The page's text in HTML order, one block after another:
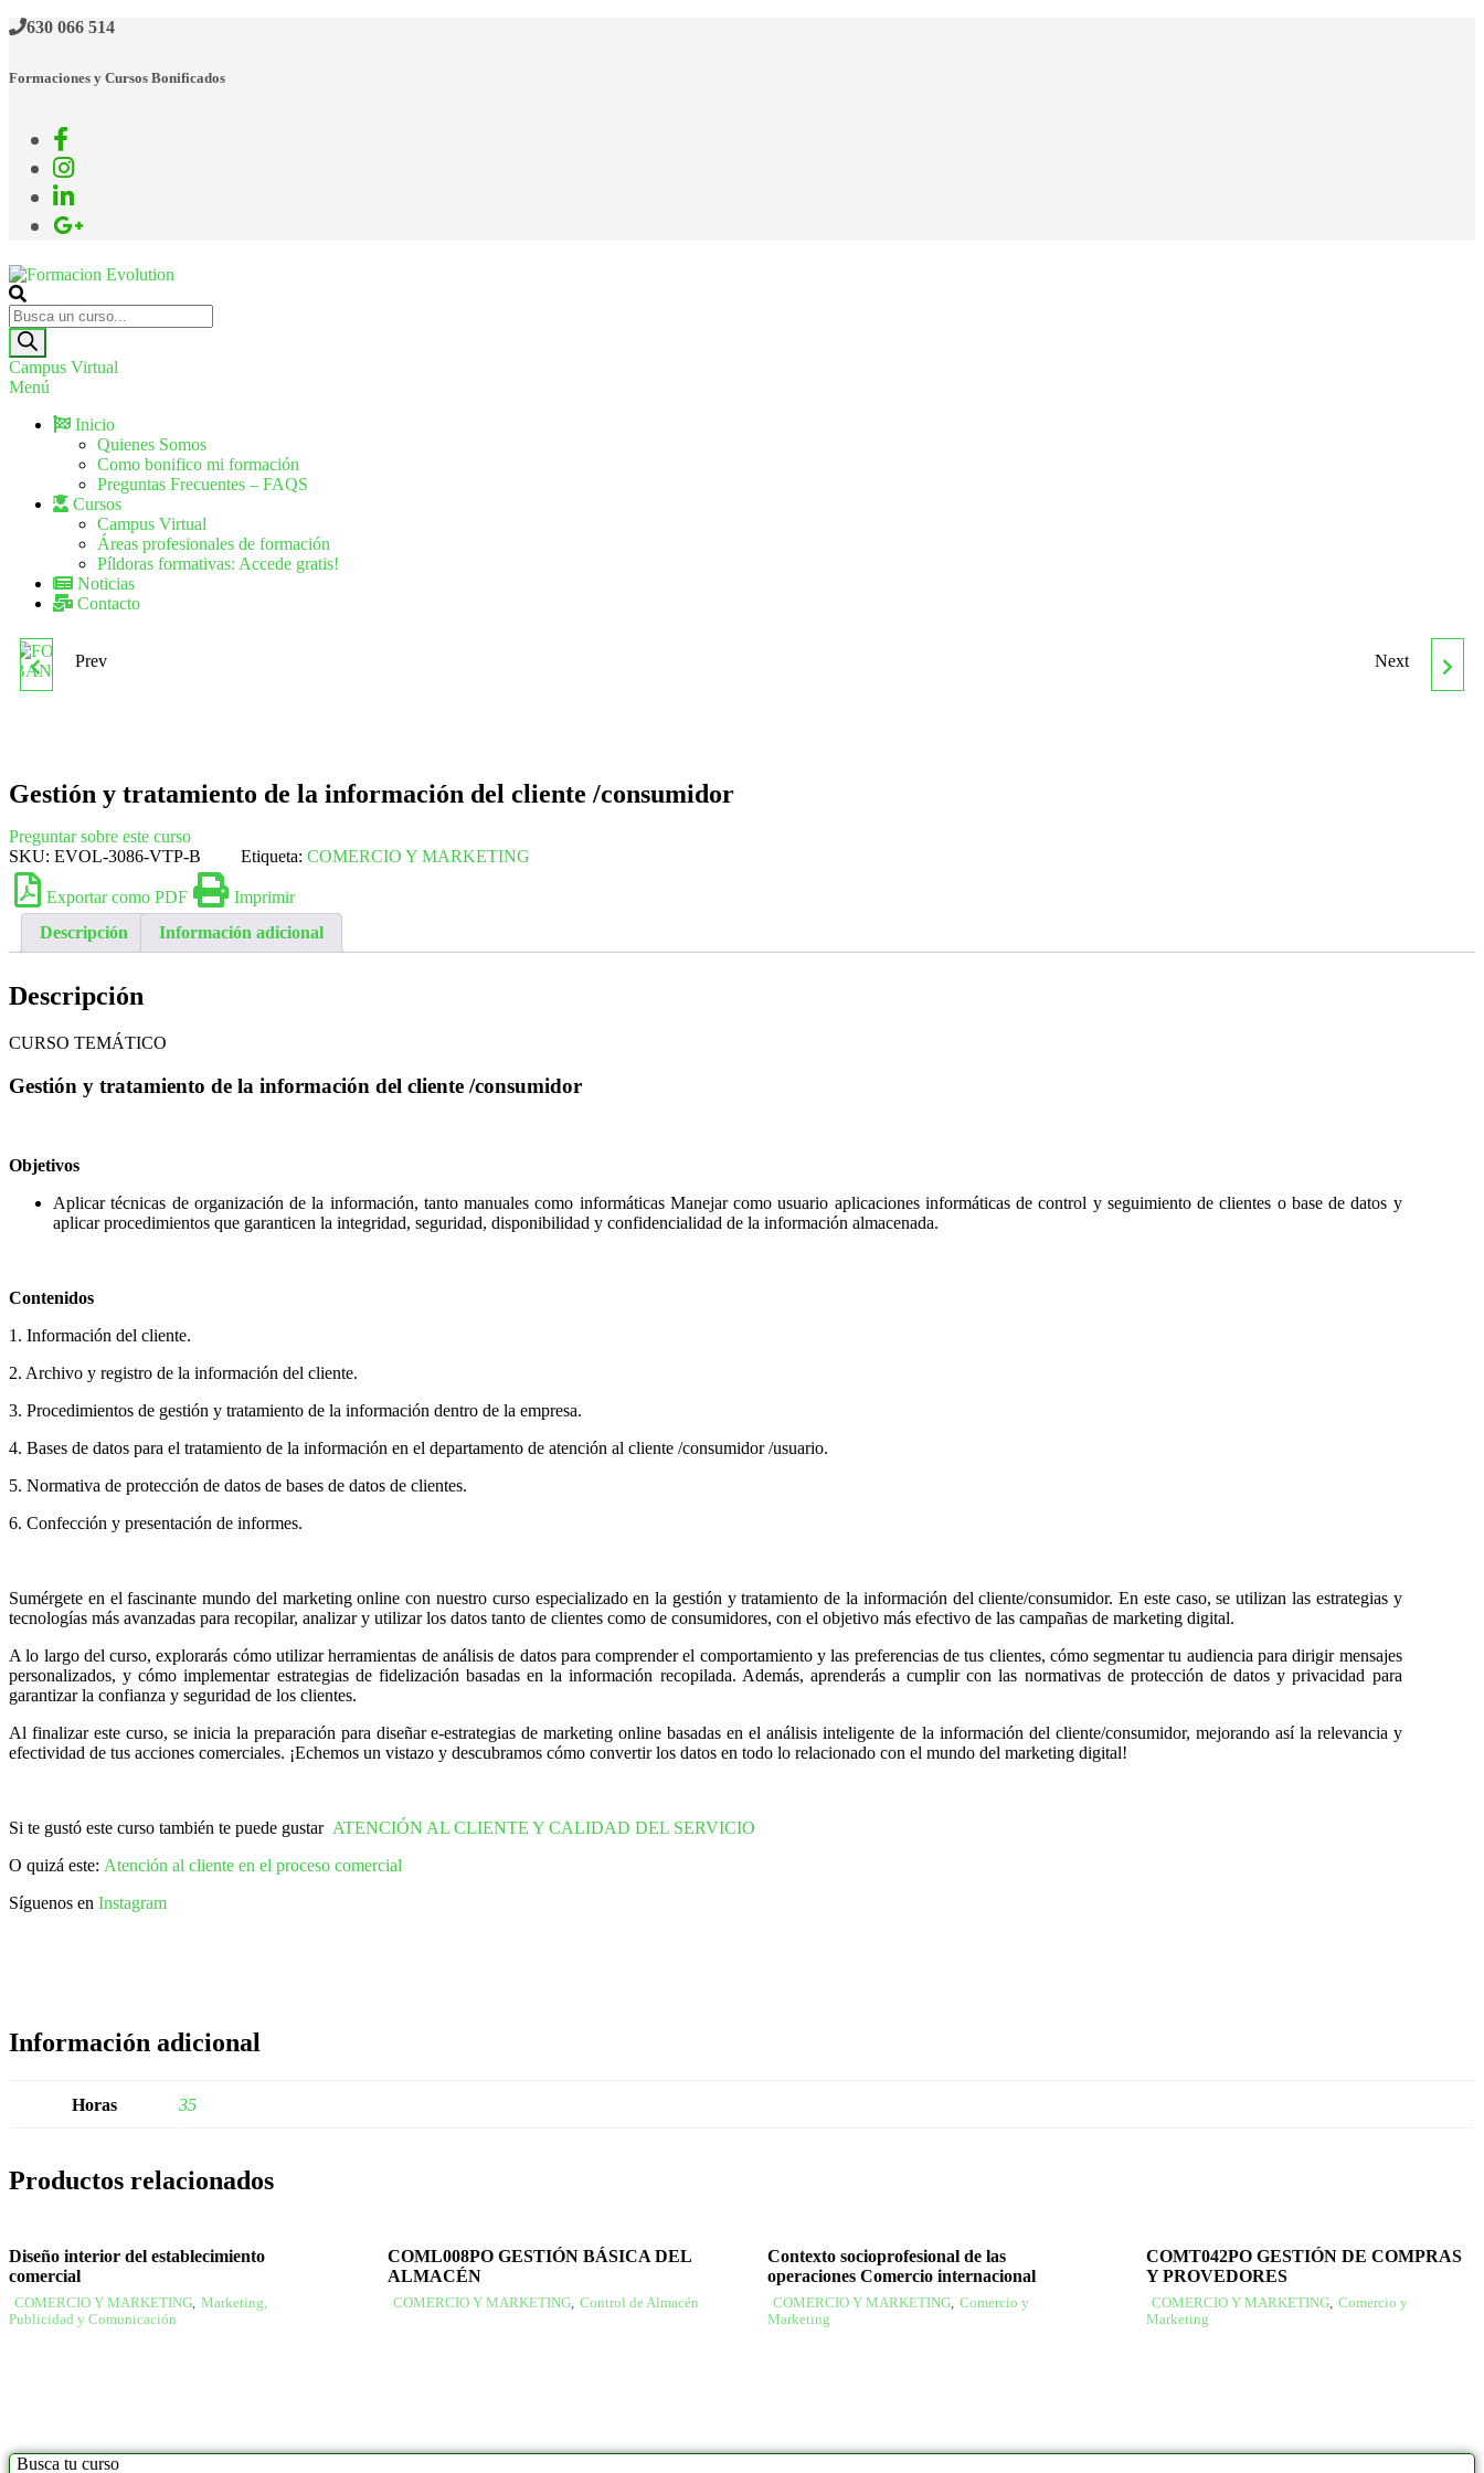
630 066 514
Formaciones y Cursos Bonificados
Formacion Evolution
Cursos de formación continua
Campus Virtual
Menú
Inicio
Quienes Somos
Como bonifico mi formación
Preguntas Frecuentes – FAQS
Cursos
Campus Virtual
Áreas profesionales de formación
Píldoras formativas: Accede gratis!
Noticias
Contacto
GESTIÓN Y ANÁLISIS DE
PREVISIONAL Y OTROS
SERVICIOS BANCARIOS
Prev Next
Gestión y tratamiento de la información del cliente /consumidor
Preguntar sobre este curso
SKU: EVOL-3086-VTP-B Etiqueta: COMERCIO Y MARKETING
Exportar como PDF
Imprimir
Descripción
Información adicional
Descripción
CURSO TEMÁTICO
Gestión y tratamiento de la información del cliente /consumidor
Objetivos
Aplicar técnicas de organización de la información, tanto manuales como informáticas Manejar como usuario aplicaciones informáticas de control y seguimiento de clientes o base de datos y
aplicar procedimientos que garanticen la integridad, seguridad, disponibilidad y confidencialidad de la información almacenada.
Contenidos
1. Información del cliente.
2. Archivo y registro de la información del cliente.
3. Procedimientos de gestión y tratamiento de la información dentro de la empresa.
4. Bases de datos para el tratamiento de la información en el departamento de atención al cliente /consumidor /usuario.
5. Normativa de protección de datos de bases de datos de clientes.
6. Confección y presentación de informes.
Sumérgete en el fascinante mundo del marketing online con nuestro curso especializado en la gestión y tratamiento de la información del cliente/consumidor. En este caso, se utilizan las estrategias y
tecnologías más avanzadas para recopilar, analizar y utilizar los datos tanto de clientes como de consumidores, con el objetivo más efectivo de las campañas de marketing digital.
A lo largo del curso, explorarás cómo utilizar herramientas de análisis de datos para comprender el comportamiento y las preferencias de tus clientes, cómo segmentar tu audiencia para dirigir mensajes
personalizados, y cómo implementar estrategias de fidelización basadas en la información recopilada. Además, aprenderás a cumplir con las normativas de protección de datos y privacidad para
garantizar la confianza y seguridad de los clientes.
Al finalizar este curso, se inicia la preparación para diseñar e-estrategias de marketing online basadas en el análisis inteligente de la información del cliente/consumidor, mejorando así la relevancia y
efectividad de tus acciones comerciales. ¡Echemos un vistazo y descubramos cómo convertir los datos en todo lo relacionado con el mundo del marketing digital!
Si te gustó este curso también te puede gustar ATENCIÓN AL CLIENTE Y CALIDAD DEL SERVICIO
O quizá este: Atención al cliente en el proceso comercial
Síguenos en Instagram
Información adicional
Horas 35
Productos relacionados
Diseño interior del establecimiento
comercial
COMERCIO Y MARKETING, Marketing,
Publicidad y Comunicación
COML008PO GESTIÓN BÁSICA DEL
ALMACÉN
COMERCIO Y MARKETING, Control de Almacén
Contexto socioprofesional de las
operaciones Comercio internacional
COMERCIO Y MARKETING, Comercio y
Marketing
COMT042PO GESTIÓN DE COMPRAS
Y PROVEDORES
COMERCIO Y MARKETING, Comercio y
Marketing
Busca tu curso